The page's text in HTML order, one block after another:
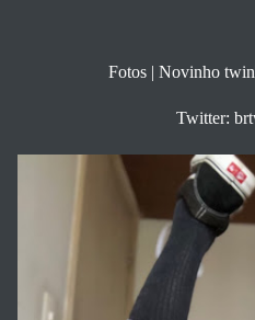
Fotos | Novinho
Twitter: